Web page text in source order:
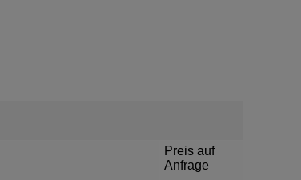
Preis auf
Anfrage